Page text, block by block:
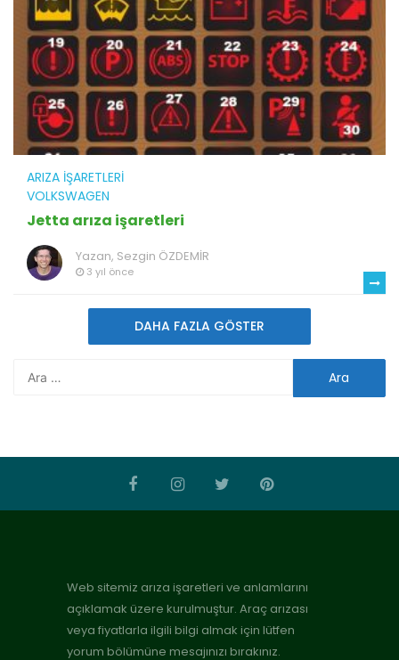
ARIZA İŞARETLERI
VOLKSWAGEN
Jetta arıza işaretleri
Yazan, Sezgin ÖZDEMİR
3 yıl önce
DAHA FAZLA GÖSTER
Web sitemiz arıza işaretleri ve anlamlarını
açıklamak üzere kurulmuştur. Araç arızası
veya fiyatlarla ilgili bilgi almak için lütfen
yorum bölümüne mesajınızı bırakınız.